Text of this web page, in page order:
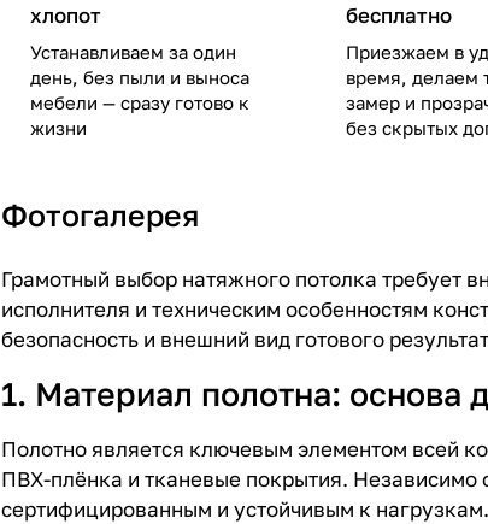
хлопот
Устанавливаем за один
день, без пыли и выноса
мебели — сразу готово к
жизни
бесплатно
Приезжаем в
время, делаем
замер и
без скрытых
Фотогалерея
Грамотный выбор натяжного потолка требует
исполнителя и техническим особенностям
безопасность и внешний вид готового
1. Материал полотна: основа
Полотно является ключевым элементом всей
ПВХ-плёнка и тканевые покрытия. Независимо
сертифицированным и устойчивым к нагрузкам.